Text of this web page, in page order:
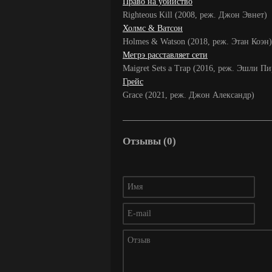
Righteous Kill (2008, реж. Джон Эвнет)
Холмс & Ватсон
Holmes & Watson (2018, реж. Этан Коэн)
Мегрэ расставляет сети
Maigret Sets a Trap (2016, реж. Эшли
Грейс
Grace (2021, реж. Джон Александр)
Отзывы (0)